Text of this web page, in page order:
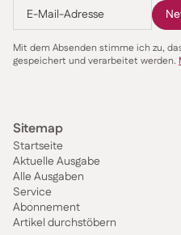
Mit dem Absenden stimme ich zu,
gespeichert und verarbeitet werden.
Sitemap
Startseite
Aktuelle Ausgabe
Alle Ausgaben
Service
Abonnement
Artikel durchstöbern